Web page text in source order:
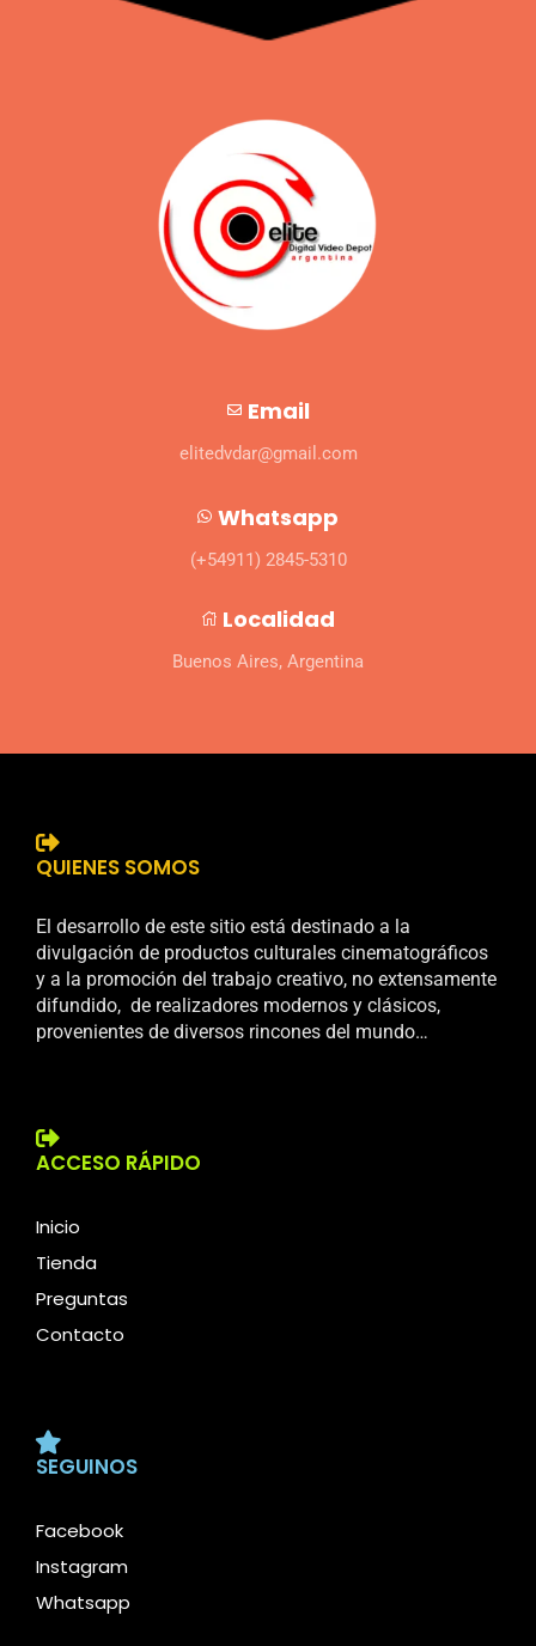
Email
elitedvdar@gmail.com
Whatsapp
(+54911) 2845-5310
Localidad
Buenos Aires, Argentina
QUIENES SOMOS
El desarrollo de este sitio está destinado a la
divulgación de productos culturales cinematográficos
y a la promoción del trabajo creativo, no extensamente
difundido, de realizadores modernos y clásicos,
provenientes de diversos rincones del mundo…
ACCESO RÁPIDO
Inicio
Tienda
Preguntas
Contacto
SEGUINOS
Facebook
Instagram
Whatsapp